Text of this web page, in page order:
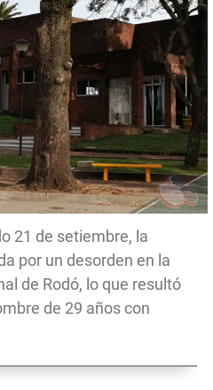
21 de setiembre, la
por un desorden en la
de Rodó, lo que resultó
de 29 años con